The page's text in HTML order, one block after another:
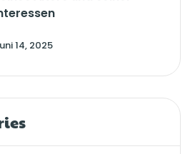
14, 2025